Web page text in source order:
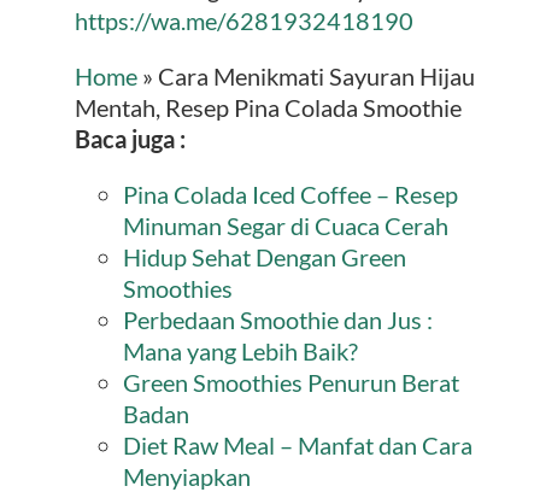
https://wa.me/6281932418190
Home » Cara Menikmati Sayuran Hijau
Mentah, Resep Pina Colada Smoothie
Baca juga :
Pina Colada Iced Coffee – Resep
Minuman Segar di Cuaca Cerah
Hidup Sehat Dengan Green
Smoothies
Perbedaan Smoothie dan Jus :
Mana yang Lebih Baik?
Green Smoothies Penurun Berat
Badan
Diet Raw Meal – Manfat dan Cara
Menyiapkan